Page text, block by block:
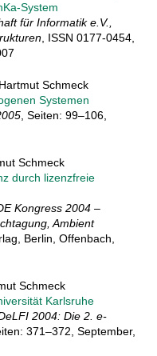
System
für Informatik e.V.,
, ISSN 0177-0454,
Schmeck
Systemen
, Seiten: 99–106,
Schmeck
durch lizenzfreie
Kongress 2004 –
Ambient
Berlin, Offenbach,
Schmeck
Karlsruhe
2004: Die 2. e-
371–372, September,